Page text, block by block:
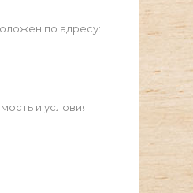
по адресу:
и условия